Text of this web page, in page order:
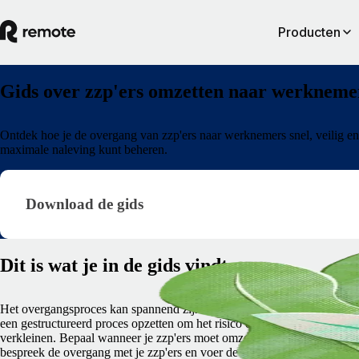
Producten
Gids over zzp'ers omzetten naar
Ontdek hoe je de overgang van zzp'ers naar werknemers snel, veilig
maximale naleving kunt beheren.
Download de gids · research/contractor-to-
Download de gids
Dit is wat je in de gids vindt
Het overgangsproces kan spannend zijn. Aan de hand van deze gids
een gestructureerd proces opzetten om het risico op verkeerde
verkleinen. Bepaal wanneer je zzp'ers moet omzetten naar
bespreek de overgang met je zzp'ers en voer de omzetting snel,